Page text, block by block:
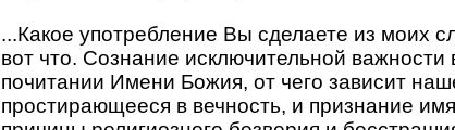
...Какое употребление Вы сделаете из моих
вот что. Сознание исключительной важности
почитании Имени Божия, от чего зависит
простирающееся в вечность, и признание